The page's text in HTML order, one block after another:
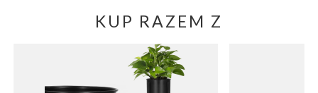
KUP RAZEM Z